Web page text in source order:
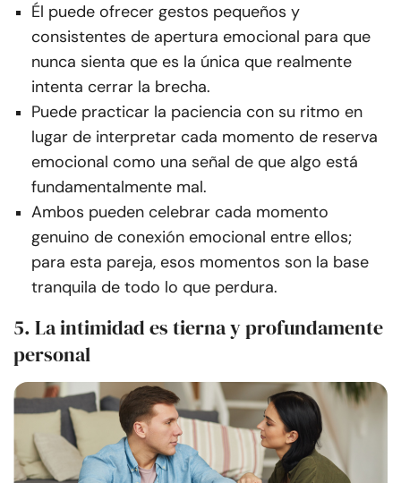
Él puede ofrecer gestos pequeños y
consistentes de apertura emocional para que
nunca sienta que es la única que realmente
intenta cerrar la brecha.
Puede practicar la paciencia con su ritmo en
lugar de interpretar cada momento de reserva
emocional como una señal de que algo está
fundamentalmente mal.
Ambos pueden celebrar cada momento
genuino de conexión emocional entre ellos;
para esta pareja, esos momentos son la base
tranquila de todo lo que perdura.
5. La intimidad es tierna y profundamente
personal